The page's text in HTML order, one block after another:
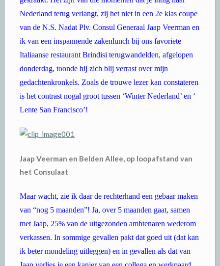
Nederland terug verlangt, zij het niet in een 2e klas coupe
van de N.S. Nadat Plv. Consul Generaal Jaap Veerman en
ik van een inspannende zakenlunch bij ons favoriete
Italiaanse restaurant Brindisi terugwandelden, afgelopen
donderdag, toonde hij zich blij verrast over mijn
gedachtenkronkels. Zoals de trouwe lezer kan constateren
is het contrast nogal groot tussen ‘Winter Nederland’ en ‘
Lente San Francisco’!
Jaap Veerman en Belden Allee, op loopafstand van
het Consulaat
Maar wacht, zie ik daar de rechterhand een gebaar maken
van “nog 5 maanden”! Ja, over 5 maanden gaat, samen
met Jaap, 25% van de uitgezonden ambtenaren wederom
verkassen. In sommige gevallen pakt dat goed uit (dat kan
ik beter mondeling uitleggen) en in gevallen als dat van